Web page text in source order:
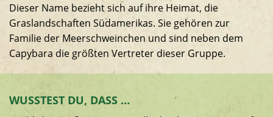
Dieser Name bezieht sich auf ihre Heimat, die
Graslandschaften Südamerikas. Sie gehören zur
Familie der Meerschweinchen und sind neben dem
Capybara die größten Vertreter dieser Gruppe.
WUSSTEST DU, DASS …